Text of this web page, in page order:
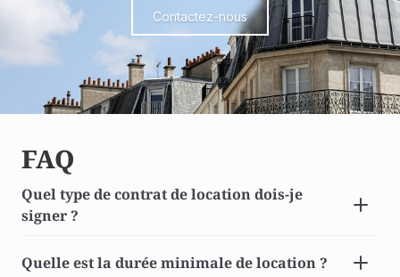
Contactez-nous
FAQ
Quel type de contrat de location dois-je
signer ?
Quelle est la durée minimale de location ?